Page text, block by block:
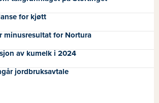
for kjøtt
minusresultat for Nortura
av kumelk i 2024
jordbruksavtale